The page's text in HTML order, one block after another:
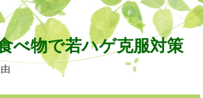
べ物で若ハゲ克服対策